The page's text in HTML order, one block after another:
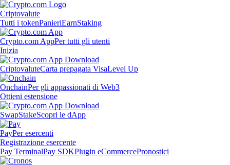
Criptovalute
Tutti i tokenPanieriEarnStaking
Crypto.com AppPer tutti gli utenti
Inizia
CriptovaluteCarta prepagata VisaLevel Up
OnchainPer gli appassionati di Web3
Ottieni estensione
SwapStakeScopri le dApp
PayPer esercenti
Registrazione esercente
Pay TerminalPay SDKPlugin eCommercePronostici